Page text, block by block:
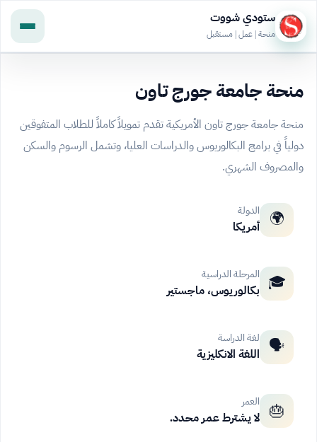
ستودي شووت
منحة | عمل | مستقبل
منحة جامعة جورج تاون
منحة جامعة جورج تاون الأمريكية تقدم تمويلاً كاملاً للطلاب المتفوقين
دولياً في برامج البكالوريوس والدراسات العليا، وتشمل الرسوم والسكن
والمصروف الشهري.
🌍 الدولة
أمريكا
🎓 المرحلة الدراسية
بكالوريوس، ماجستير
🗣️ لغة الدراسة
اللغة الانكليزية
🎂 العمر
لا يشترط عمر محدد.